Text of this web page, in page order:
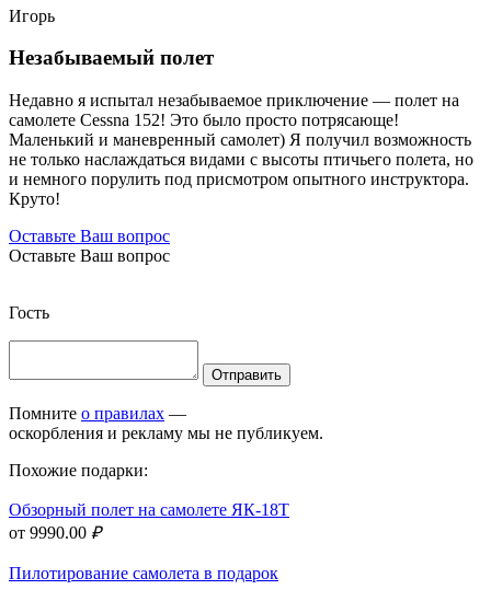
Игорь
Незабываемый полет
Недавно я испытал незабываемое приключение — полет на
самолете Cessna 152! Это было просто потрясающе!
Маленький и маневренный самолет) Я получил возможность
не только наслаждаться видами с высоты птичьего полета, но
и немного порулить под присмотром опытного инструктора.
Круто!
Оставьте Ваш вопрос
Оставьте Ваш вопрос
Гость
Отправить
Помните о правилах —
оскорбления и рекламу мы не публикуем.
Похожие подарки:
Обзорный полет на самолете ЯК-18Т
от 9990.00 ₽
Пилотирование самолета в подарок